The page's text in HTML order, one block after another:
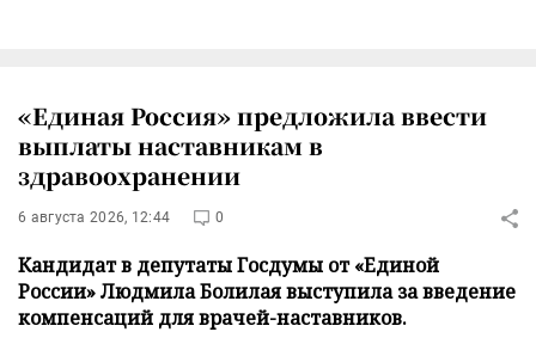
«Единая Россия» предложила ввести
выплаты наставникам в
здравоохранении
6 августа 2026, 12:44 0
Кандидат в депутаты Госдумы от «Единой
России» Людмила Болилая выступила за введение
компенсаций для врачей-наставников.